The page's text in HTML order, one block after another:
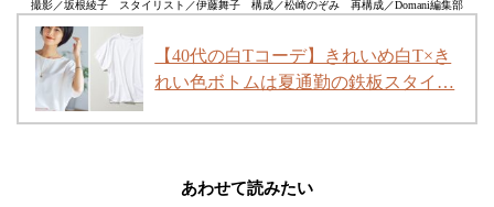
撮影／坂根綾子 スタイリスト／伊藤舞子 構成／松崎のぞみ 再構成／Domani編集部
【40代の白Tコーデ】きれいめ白T×き
れい色ボトムは夏通勤の鉄板スタイ…
あわせて読みたい